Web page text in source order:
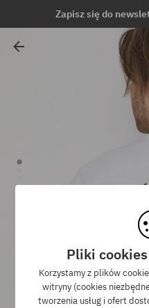
Zapisz się do
Pliki
Korzystamy z plików
witryny (cookies
tworzenia usług i ofert